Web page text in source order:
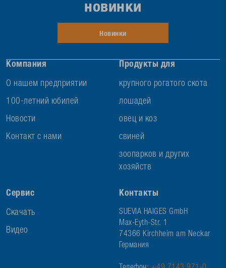
Компания
О нашем предприятии
100-летний юбилей
Новости
Контакт с нами
Продукты для
крупного рогатого скота
лошадей
овец и коз
свиней
зоопарков и других
хозяйств
Сервис
Скачать
Видео
Контакты
SUEVIA HAIGES GmbH
Max-Eyth-Str. 1
74366 Kirchheim am Neckar
Германия
новинки
Новинки